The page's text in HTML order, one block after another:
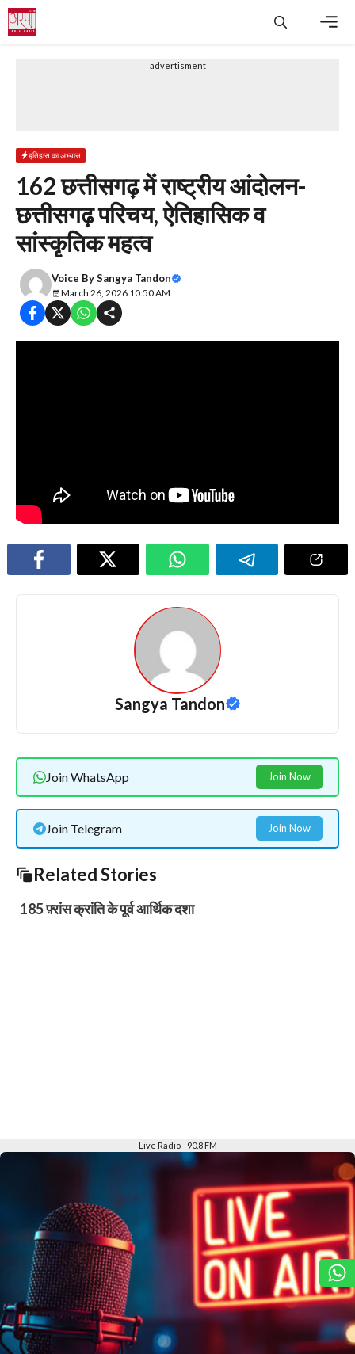
Skip
to
content
advertisment
इतिहास का अभ्यास
162 छत्तीसगढ़ में राष्ट्रीय आंदोलन-
छत्तीसगढ़ परिचय, ऐतिहासिक व
सांस्कृतिक महत्व
Voice BySangya Tandon
March 26, 2026 10:50 AM
Sangya Tandon
Join WhatsApp Join Now
Join Telegram Join Now
Related Stories
185 फ़्रांस क्रांति के पूर्व आर्थिक दशा
Live Radio - 90.8 FM